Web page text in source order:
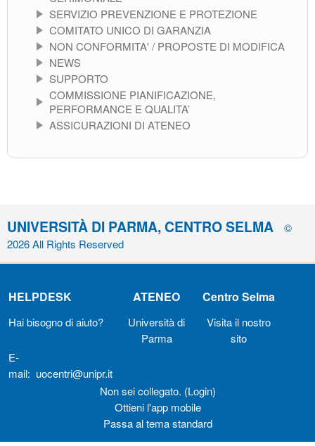
SERVIZIO PREVENZIONE E PROTEZIONE
COMITATO UNICO DI GARANZIA
NON CONFORMITA' / PROPOSTE DI MODIFICA
NEWS
SUPPORTO
COMMISSIONE PIANIFICAZIONE,
PERFORMANCE E QUALITA’
ASSICURAZIONI DI ATENEO
UNIVERSITÀ DI PARMA, CENTRO SELMA
©
2026 All Rights Reserved
HELPDESK ATENEO Centro Selma
Hai bisogno di aiuto?
Università di
Parma
Visita il nostro
sito
E-
mail: uocentri@unipr.it
Non sei collegato. (Login)
Ottieni l'app mobile
Passa al tema standard